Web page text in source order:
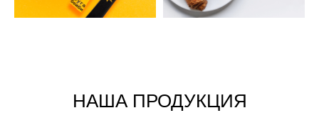
НАША ПРОДУКЦИЯ